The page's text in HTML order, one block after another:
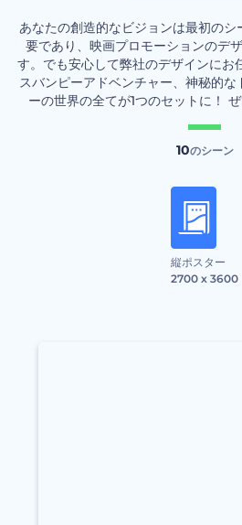
あなたの創造的なビジョンは最初の
要であり、映画プロモーションのデ
す。でも安心して弊社のデザインにお
スバンピーアドベンチャー、神秘的
ーの世界の全てが1つのセットに！
10のシーン
縦ポスター
2700 x 3600